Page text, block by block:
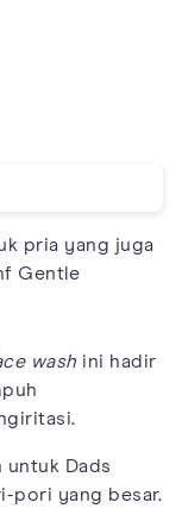
pria yang juga
Gentle
wash ini hadir
untuk Dads
pori yang besar.